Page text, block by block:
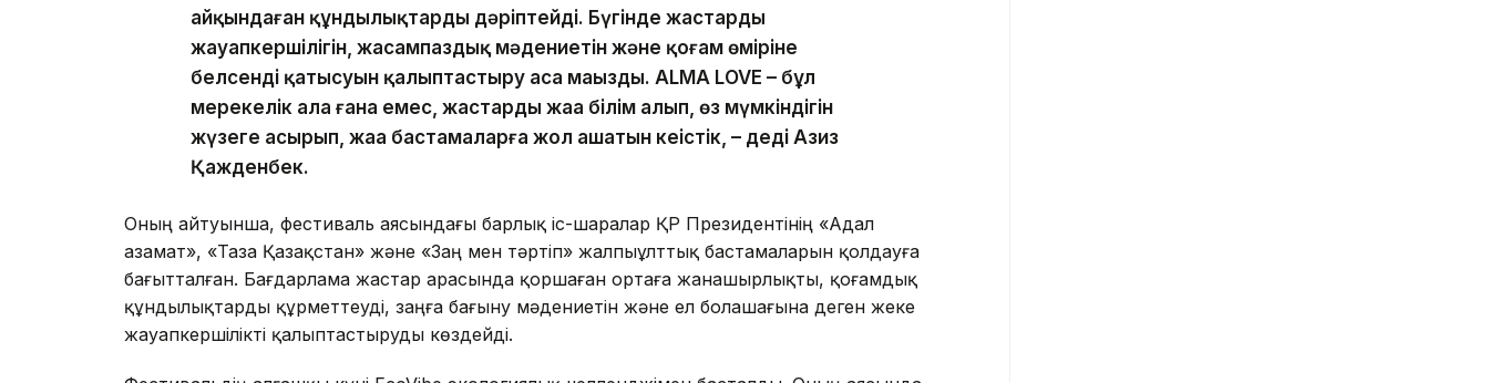
айқындаған құндылықтарды дәріптейді. Бүгінде жастардың
жауапкершілігін, жасампаздық мәдениетін және қоғам өміріне
белсенді қатысуын қалыптастыру аса маңызды. ALMA LOVE – бұл
мерекелік алаң ғана емес, жастардың жаңа білім алып, өз мүмкіндігін
жүзеге асырып, жаңа бастамаларға жол ашатын кеңістік, – деді Азиз
Қажденбек.
Оның айтуынша, фестиваль аясындағы барлық іс-шаралар ҚР Президентінің «Адал
азамат», «Таза Қазақстан» және «Заң мен тәртіп» жалпыұлттық бастамаларын қолдауға
бағытталған. Бағдарлама жастар арасында қоршаған ортаға жанашырлықты, қоғамдық
құндылықтарды құрметтеуді, заңға бағыну мәдениетін және ел болашағына деген жеке
жауапкершілікті қалыптастыруды көздейді.